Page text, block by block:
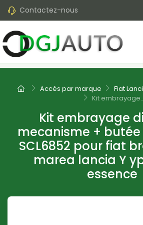
Contactez-nous
Accès par marque
Fiat
Kit
Kit embrayage
mecanisme +
SCL6852 pour fiat
marea lancia Y
essence